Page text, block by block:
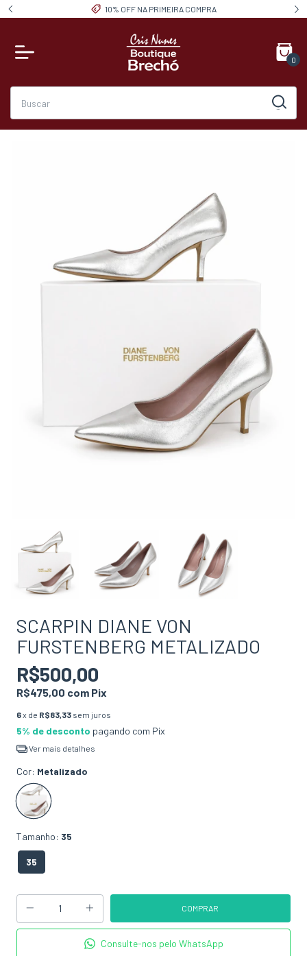
10% OFF NA PRIMEIRA COMPRA
0
SCARPIN DIANE VON
FURSTENBERG METALIZADO
R$500,00
R$475,00 com Pix
6x de R$83,33 sem juros
5% de desconto pagando com Pix
Ver mais detalhes
Cor: Metalizado
Tamanho: 35
35
Consulte-nos pelo WhatsApp